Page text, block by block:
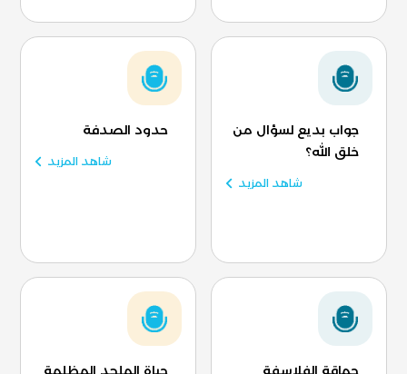
جواب بديع لسؤال من
خلق الله؟
شاهد المزيد
حدود الصدفة
شاهد المزيد
حماقة الفلاسفة
حياة الملحد المظلمة